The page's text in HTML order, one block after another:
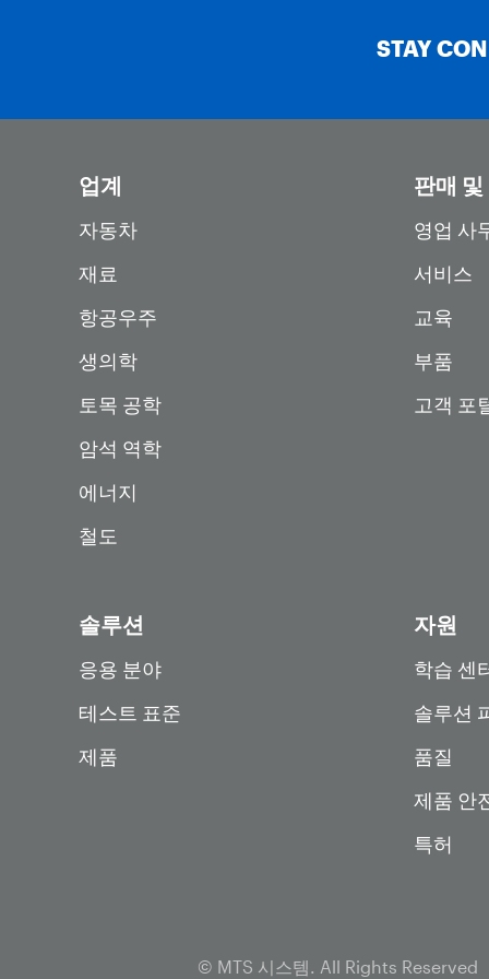
STAY
업계
자동차
재료
항공우주
생의학
토목 공학
암석 역학
에너지
철도
판매 및
영업 사
서비스
교육
부품
고객 포
솔루션
응용 분야
테스트 표준
제품
자원
학습 센
솔루션
품질
제품 안
특허
© MTS 시스템. All Rights Reserved